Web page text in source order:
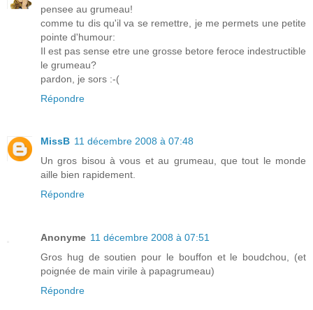
pensee au grumeau!
comme tu dis qu'il va se remettre, je me permets une petite
pointe d'humour:
Il est pas sense etre une grosse betore feroce indestructible
le grumeau?
pardon, je sors :-(
Répondre
MissB 11 décembre 2008 à 07:48
Un gros bisou à vous et au grumeau, que tout le monde
aille bien rapidement.
Répondre
Anonyme 11 décembre 2008 à 07:51
Gros hug de soutien pour le bouffon et le boudchou, (et
poignée de main virile à papagrumeau)
Répondre